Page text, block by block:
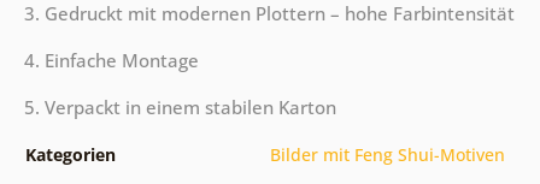
3. Gedruckt mit modernen Plottern – hohe Farbintensität
4. Einfache Montage
5. Verpackt in einem stabilen Karton
Kategorien Bilder mit Feng Shui-Motiven